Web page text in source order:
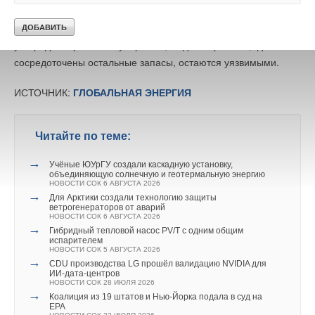
под защитой находится около 1
сосредоточены остальные запасы, остаются уязвимыми.
ИСТОЧНИК: ГЛОБАЛЬНАЯ ЭНЕРГИЯ
Читайте по теме:
→
Учёные ЮУрГУ создали каскадную установку,
объединяющую солнечную и геотермальную энергию
НОВОСТИ СОК 6 АВГУСТА 2026
→
Для Арктики создали технологию защиты
ветрогенераторов от аварий
НОВОСТИ СОК 6 АВГУСТА 2026
→
Гибридный тепловой насос PV/T с одним общим
испарителем
НОВОСТИ СОК 5 АВГУСТА 2026
→
CDU производства LG прошёл валидацию NVIDIA для
ИИ-дата-центров
НОВОСТИ СОК 28 ИЮЛЯ 2026
→
Коалиция из 19 штатов и Нью-Йорка подала в суд на
EPA
Ваш E-mail *
В планах ОВКЭС — усиление профессиональных
направлений, модернизация лабораторий и расширение
географии. Но неизменным остаётся одно: поддержка
стратегических партнёров, которые верят
в профессионализацию кадров. Холдинг «Русклимат»
поддерживает обучение в Академии на каждом этапе,
помогая климатической отрасли становиться сильнее,